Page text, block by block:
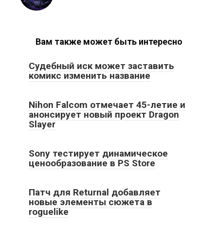
Вам также может быть интересно
Судебный иск может заставить
комикс изменить название
Nihon Falcom отмечает 45-летие и
анонсирует новый проект Dragon
Slayer
Sony тестирует динамическое
ценообразование в PS Store
Патч для Returnal добавляет
новые элементы сюжета в
roguelike